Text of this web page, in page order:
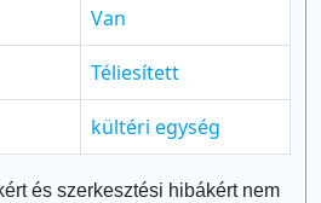
Van
Téliesített
kültéri egység
és szerkesztési hibákért nem